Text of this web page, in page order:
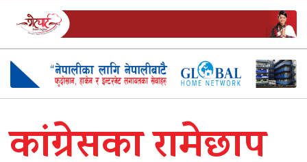
कांग्रेसका रामेछाप